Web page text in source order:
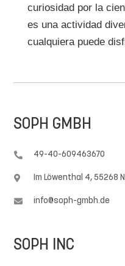
curiosidad por la
es una actividad
cualquiera puede
SOPH GMBH
 49-40-609463670
 Im Löwenthal 4, 55268
 info@soph-gmbh.de
SOPH INC